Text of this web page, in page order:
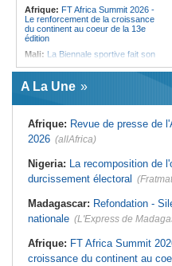
Afrique: FT Africa Summit 2026 -
Le renforcement de la croissance
du continent au coeur de la 13e
édition
Mali: La Biennale sportive fait son
Afrique de l'Ouest:
financier régional - Un bon plant
revendique un redressement
financier du fonds
nature - Le procureur du TGI de
Pikine-Guédiawaye interjette appel
de l'ordonnance de non-lieu partiel et
Sénégal:FERA - Priorité à
l'économie de la préservation,
Cheikh Dieng décline sa vision
Sénégal:
Cheikh Dieng définit ses
axes prioritaires pour restructurer le
Fonds d'entretien routier autonome
A La Une
Afrique: Revue de presse de
2026 (allAfrica)
Nigeria: La recomposition de
durcissement électoral
Madagascar: Refondation -
nationale (L'Express de
Afrique: FT Africa Summit
croissance du continent au